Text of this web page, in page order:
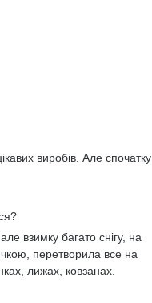
виробів. Але спочатку
взимку багато снігу, на
перетворила все на
лижах, ковзанах.